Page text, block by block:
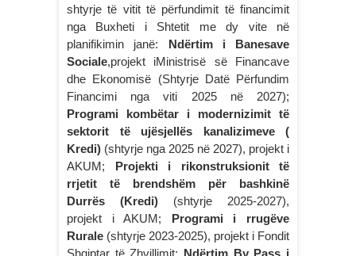
shtyrje të vitit të përfundimit të financimit
nga Buxheti i Shtetit me dy vite në
planifikimin janë: Ndërtim i Banesave
Sociale,projekt iMinistrisë së Financave
dhe Ekonomisë (Shtyrje Datë Përfundim
Financimi nga viti 2025 në 2027);
Programi kombëtar i modernizimit të
sektorit të ujësjellës kanalizimeve
(
Kredi) (shtyrje nga 2025 në 2027), projekt i
AKUM; Projekti i rikonstruksionit të
rrjetit të brendshëm për bashkinë
Durrës (Kredi) (shtyrje 2025-2027),
projekt i AKUM; Programi i rrugëve
Rurale (shtyrje 2023-2025), projekt i Fondit
Shqiptar të Zhvillimit; Ndërtim By Pass i